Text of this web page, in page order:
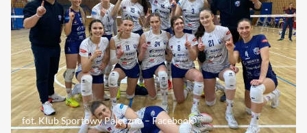
fot. Klub Sportowy Pajęczno – Facebook